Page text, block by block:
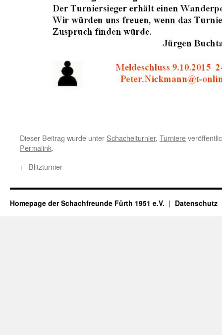
Dieser Beitrag wurde unter Schachelturnier, Turniere
Permalink.
← Blitzturnier
Homepage der Schachfreunde Fürth 1951 e.V. Datenschutz